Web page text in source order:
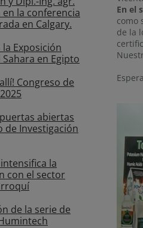
la conferencia
en Calgary.
Exposición
en Egipto
Congreso de
abiertas
de Investigación
la
con el sector
de la serie de
En el
como
de la